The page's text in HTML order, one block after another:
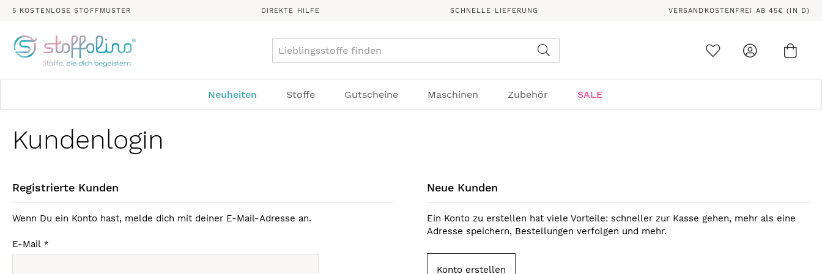
5 KOSTENLOSE STOFFMUSTER DIREKTE HILFE SCHNELLE LIEFERUNG VERSANDKOSTENFREI AB 45€ (IN D)
Suche
Neuheiten Stoffe Gutscheine Maschinen Zubehör SALE
Kundenlogin
Registrierte Kunden
Wenn Du ein Konto hast, melde dich mit deiner E-Mail-Adresse an.
E-Mail
Neue Kunden
Ein Konto zu erstellen hat viele Vorteile: schneller zur Kasse gehen, mehr als eine
Adresse speichern, Bestellungen verfolgen und mehr.
Konto erstellen